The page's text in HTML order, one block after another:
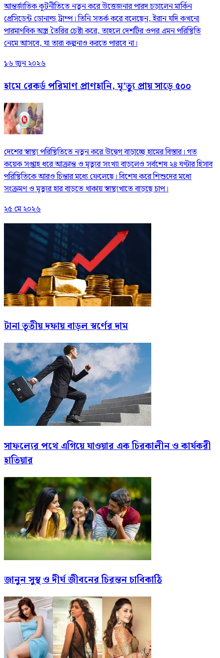
আন্তর্জাতিক কূটনীতিতে নতুন করে উত্তেজনার পারদ চড়ালেন মার্কিন
প্রেসিডেন্ট ডোনাল্ড ট্রাম্প। তিনি সতর্ক করে বলেছেন, ইরান যদি কখনো
পারমাণবিক অস্ত্র তৈরির চেষ্টা করে, তাহলে দেশটির ওপর এমন পরিস্থিতি
নেমে আসবে, যা তারা কল্পনাও করতে পারবে না।
১৬ জুন ২০২৬
হামে রেকর্ড পরিমাণ প্রাণহানি, মৃ’ত্যু প্রায় সাড়ে ৫০০
দেশের স্বাস্থ্য পরিস্থিতিতে নতুন করে উদ্বেগ বাড়াচ্ছে হামের বিস্তার। গত
কয়েক সপ্তাহ ধরে আক্রান্ত ও মৃত্যুর সংখ্যা বাড়লেও সর্বশেষ ২৪ ঘণ্টার হিসাব
পরিস্থিতিকে আরও চিন্তার মধ্যে ফেলেছে। বিশেষ করে শিশুদের মধ্যে
সংক্রমণ ও মৃত্যুর হার বাড়তে থাকায় স্বাস্থ্যখাতে বাড়ছে চাপ।
২৫ মে ২০২৬
টানা তৃতীয় দফায় বাড়ল স্বর্ণের দাম
সাফল্যের পথে এগিয়ে যাওয়ার এক চিরকালীন ও কার্যকরী
হাতিয়ার
জানুন সুস্থ ও দীর্ঘ জীবনের চিরন্তন চাবিকাঠি